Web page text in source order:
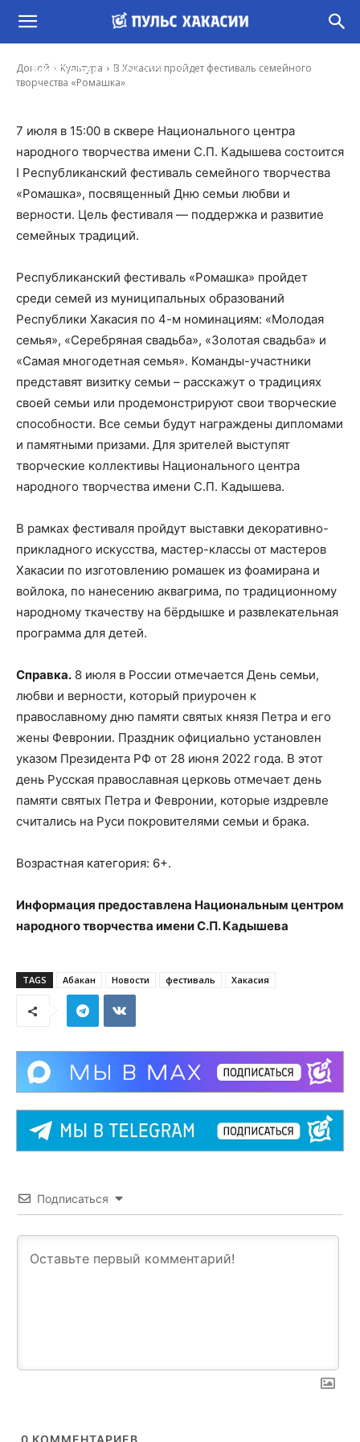
Домой Культура
В Хакасии пройдет фестиваль семейного
творчества «Ромашка»
В Хакасии пройдет фестиваль семейного
творчества «Ромашка»
Иона Суслова - 3 Июл, 2023 11:55
7 июля в 15:00 в сквере Национального центра
народного творчества имени С.П. Кадышева состоится
I Республиканский фестиваль семейного творчества
«Ромашка», посвященный Дню семьи любви и
верности. Цель фестиваля — поддержка и развитие
семейных традиций.
Республиканский фестиваль «Ромашка» пройдет
среди семей из муниципальных образований
Республики Хакасия по 4-м номинациям: «Молодая
семья», «Серебряная свадьба», «Золотая свадьба» и
«Самая многодетная семья». Команды-участники
представят визитку семьи – расскажут о традициях
своей семьи или продемонстрируют свои творческие
способности. Все семьи будут награждены дипломами
и памятными призами. Для зрителей выступят
творческие коллективы Национального центра
народного творчества имени С.П. Кадышева.
В рамках фестиваля пройдут выставки декоративно-
прикладного искусства, мастер-классы от мастеров
Хакасии по изготовлению ромашек из фоамирана и
войлока, по нанесению аквагрима, по традиционному
народному ткачеству на бёрдышке и развлекательная
программа для детей.
Справка. 8 июля в России отмечается День семьи,
любви и верности, который приурочен к
православному дню памяти святых князя Петра и его
жены Февронии. Праздник официально установлен
указом Президента РФ от 28 июня 2022 года. В этот
день Русская православная церковь отмечает день
памяти святых Петра и Февронии, которые издревле
считались на Руси покровителями семьи и брака.
Возрастная категория: 6+.
Информация предоставлена Национальным центром
народного творчества имени С.П. Кадышева
TAGS Абакан Новости фестиваль Хакасия
Подписаться
0 КОММЕНТАРИЕВ